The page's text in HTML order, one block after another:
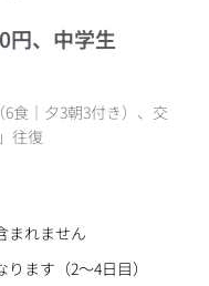
円、中学生
食｜夕3朝3付き）、交
往復
まれません
ます（2〜4日目）